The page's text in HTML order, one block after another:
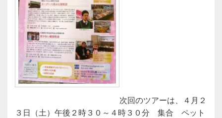
次回のツアーは、４月２
３日（土）午後２時３０～４時３０分 集合 ペット